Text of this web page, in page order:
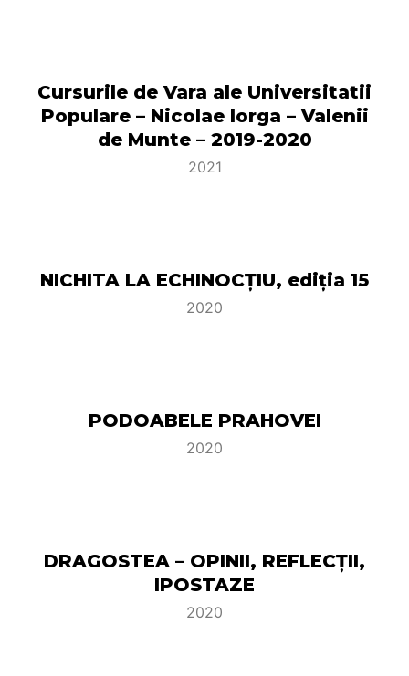
Cursurile de Vara ale Universitatii
Populare – Nicolae Iorga – Valenii
de Munte – 2019-2020
2021
NICHITA LA ECHINOCȚIU, ediția 15
2020
PODOABELE PRAHOVEI
2020
DRAGOSTEA – OPINII, REFLECȚII,
IPOSTAZE
2020